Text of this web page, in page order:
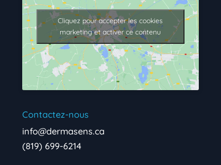
Cliquez pour accepter les cookies
marketing et activer ce contenu
Contactez-nous
info@dermasens.ca
(819) 699-6214